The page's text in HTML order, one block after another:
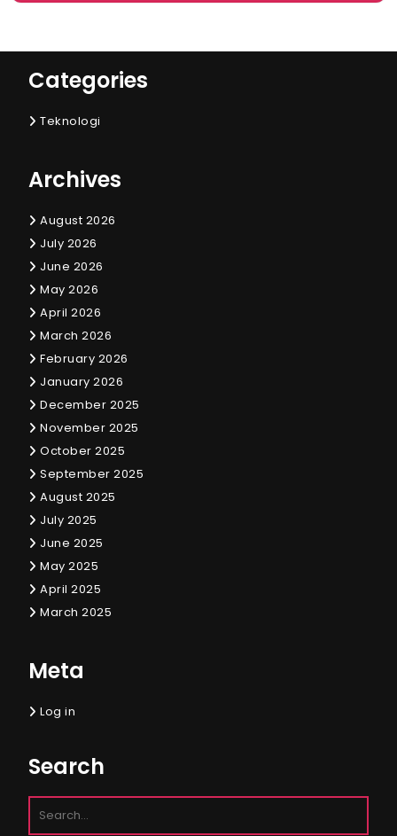
Categories
Teknologi
Archives
August 2026
July 2026
June 2026
May 2026
April 2026
March 2026
February 2026
January 2026
December 2025
November 2025
October 2025
September 2025
August 2025
July 2025
June 2025
May 2025
April 2025
March 2025
Meta
Log in
Search